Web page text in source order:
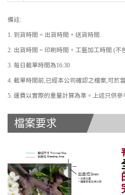
備註:
1. 到貨時間 = 出貨時間 + 送貨時間.
2. 出貨時間 = 印刷時間 + 工藝加工時間 (不
3. 每日截單時間為16:30
4. 截單時間前,已經本公司確認之檔案,可於
5. 運費以實際的重量計算為準。上述只供參
檔案要求